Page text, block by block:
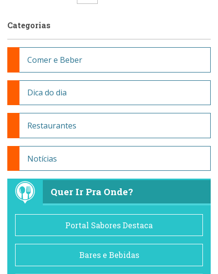
Categorias
Comer e Beber
Dica do dia
Restaurantes
Notícias
Quer Ir Pra Onde?
Portal Sabores Destaca
Bares e Bebidas